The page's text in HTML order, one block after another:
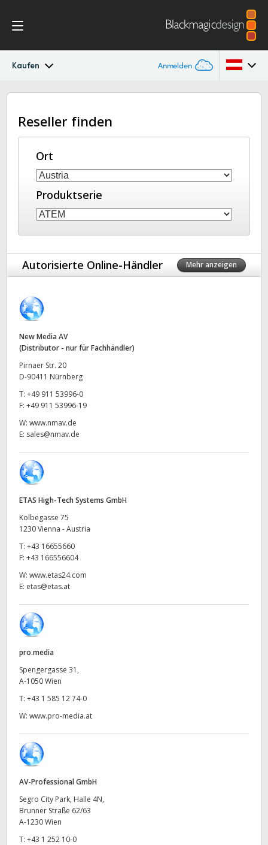
Kaufen Anmelden
ATEM Constellation 8K
Design
Funktionen
Software Control
Camera Control
Techn. Daten
Australia
Austria
Brazil
Canada
Denmark
Finland
Germany
India
Italy
Japan
New Zealand
Norway
Singapore
Spain
Turkey
UAE
Reseller finden
Ort
Produktserie
Autorisierte Online-Händler Mehr anzeigen
New Media AV
(Distributor - nur für Fachhändler)
Pirnaer Str. 20
D-90411 Nürnberg
T: +49 911 53996-0
F: +49 911 53996-19
W: www.nmav.de
E: sales@nmav.de
ETAS High-Tech Systems GmbH
Kolbegasse 75
1230 Vienna - Austria
T: +43 16655660
F: +43 166556604
W: www.etas24.com
E: etas@etas.at
pro.media
Spengergasse 31,
A-1050 Wien
T: +43 1 585 12 74-0
W: www.pro-media.at
AV-Professional GmbH
Segro City Park, Halle 4N,
Brunner Straße 62/63
A-1230 Wien
T: +43 1 252 10-0